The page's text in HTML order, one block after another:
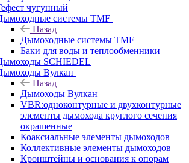
чугунный
системы TMF
Назад
Дымоходные системы TMF
Баки для воды и теплообменники
SCHIEDEL
Вулкан
Назад
Дымоходы Вулкан
VBR:одноконтурные и двухконтурные
элементы дымохода круглого сечения
окрашенные
Коаксиальные элементы дымоходов
Коллективные элементы дымоходов
Кронштейны и основания к опорам